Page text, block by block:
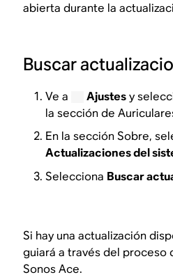
abierta durante la
Buscar
Ve a Ajustesy
la sección de
En la sección Sobre,
Actualizaciones del
Selecciona Buscar
Si hay una actualización
guiará a través del proceso
Sonos Ace.